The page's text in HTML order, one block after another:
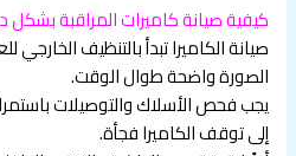
كيفية صيانة كاميرات المراقبة
صيانة الكاميرا تبدأ بالتنظيف
الصورة واضحة طوال الوقت.
يجب فحص الأسلاك والتوصيلات
إلى توقف الكاميرا فجأة.